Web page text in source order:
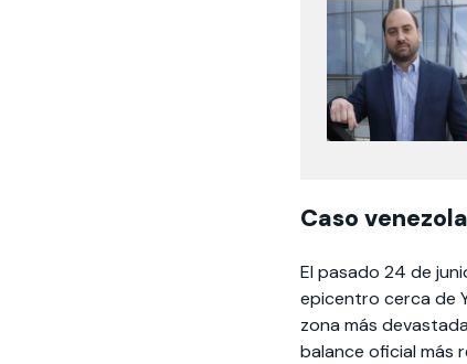
Caso
El pasado 24 de
epicentro cerca de
zona más
balance oficial más